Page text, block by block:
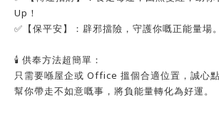
Up！
✅【保平安】：辟邪擋險，守護你嘅正能量場。
🕯️ 供奉方法超簡單：
只需要喺屋企或 Office 搵個合適位置，誠心
幫你帶走不如意嘅事，將負能量轉化為好運。